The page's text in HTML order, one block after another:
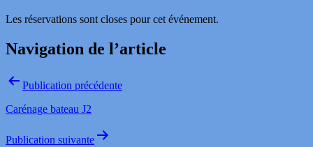
Les réservations sont closes pour cet événement.
Navigation de l’article
Publication précédente
Carénage bateau J2
Publication suivante